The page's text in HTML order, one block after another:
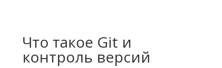
Что такое Git и
контроль версий